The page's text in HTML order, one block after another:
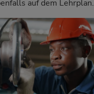
auf dem Lehrplan.